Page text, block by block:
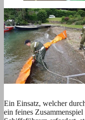
Ein Einsatz, welcher
ein feines